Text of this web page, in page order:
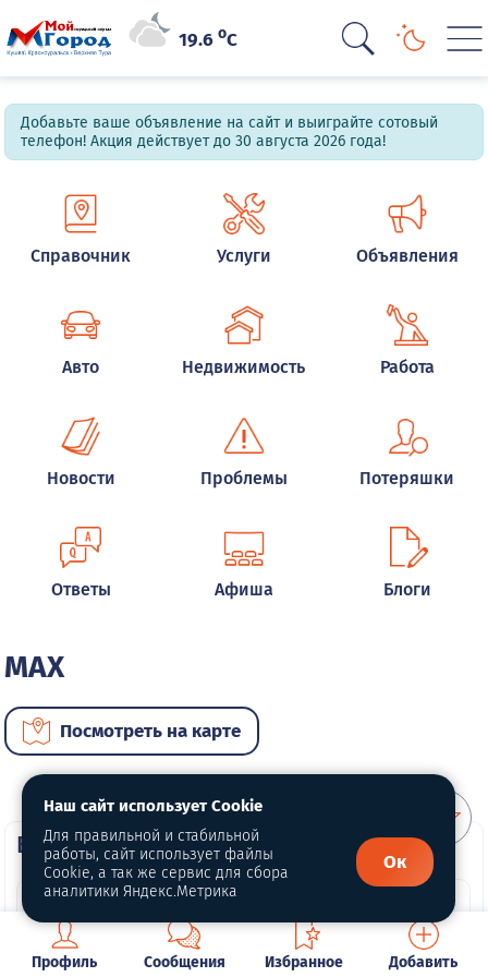
19.6oC
Добавьте ваше объявление на сайт и выиграйте сотовый
телефон! Акция действует до 30 августа 2026 года!
Справочник Услуги Объявления
Авто Недвижимость Работа
Новости Проблемы Потеряшки
Ответы Афиша Блоги
MAX
Посмотреть на карте
ВИП автомобили
Профиль Сообщения Избранное Добавить
Наш сайт использует Cookie
Для правильной и стабильной
работы, сайт использует файлы
Cookie, а так же сервис для сбора
аналитики Яндекс.Метрика
Ок